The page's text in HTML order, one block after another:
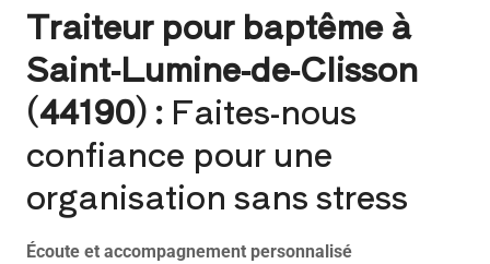
Traiteur pour baptême à
Saint-Lumine-de-Clisson
(44190) : Faites-nous
confiance pour une
organisation sans stress
Écoute et accompagnement personnalisé